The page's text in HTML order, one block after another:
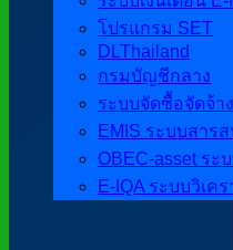
โปรแกรม SET
DLThailand
กรมบัญชีกลาง
ระบบจัดซื้อจัดจ้า
EMIS ระบบสาร
OBEC-asset ระ
E-IQA ระบบวิเค